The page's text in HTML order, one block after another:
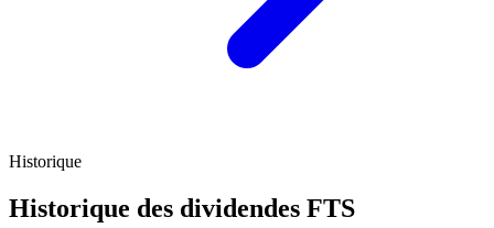
Historique
Historique des dividendes FTS